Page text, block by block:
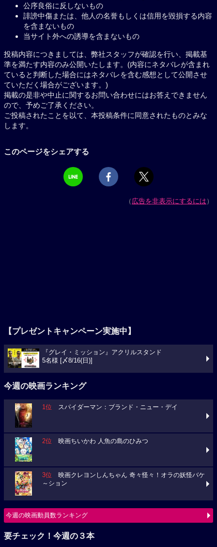
公序良俗に反しないもの
誹謗中傷または、他人の名誉もしくは信用を毀損する内容
を含まないもの
当サイト外への誘導を含まないもの
投稿内容につきましては、弊社スタッフが確認を行い、掲載基
準を満たす内容のみ公開いたします。(内容にネタバレが含まれ
ていると判断した場合にはネタバレを含む感想として公開させ
ていただく場合がございます。)
掲載の是非や中止に関するお問い合わせにはお答えできません
ので、予めご了承ください。
ご投稿されたことを以て、本投稿条件に同意されたものとみな
します。
このページをシェアする
（広告を非表示にするには）
【プレゼントキャンペーン実施中】
『グレイ・ミッション』アクリルスタンド
5名様 [〆8/16(日)]
今週の映画ランキング
1位 スパイダーマン：ブランド・ニュー・デイ
2位 映画ちいかわ 人魚の島のひみつ
3位 映画クレヨンしんちゃん 奇々怪々！オラの妖怪バケ
～ション
今週の映画動員数ランキング
要チェック！今週の３本